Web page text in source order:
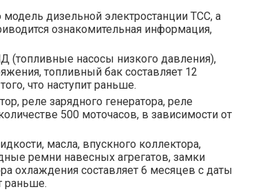
дизельной электростанции ТСС, а
ознакомительная информация,
(топливные насосы низкого давления),
топливный бак составляет 12
что наступит раньше.
реле зарядного генератора, реле
500 моточасов, в зависимости от
масла, впускного коллектора,
ремни навесных агрегатов, замки
охлаждения составляет 6 месяцев с даты
раньше.